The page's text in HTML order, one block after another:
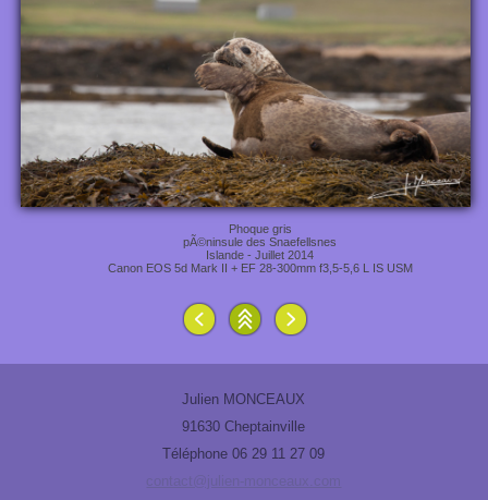
Phoque gris
pÃ©ninsule des Snaefellsnes
Islande - Juillet 2014
Canon EOS 5d Mark II + EF 28-300mm f3,5-5,6 L IS USM
Julien MONCEAUX
91630 Cheptainville
Téléphone 06 29 11 27 09
contact@julien-monceaux.com